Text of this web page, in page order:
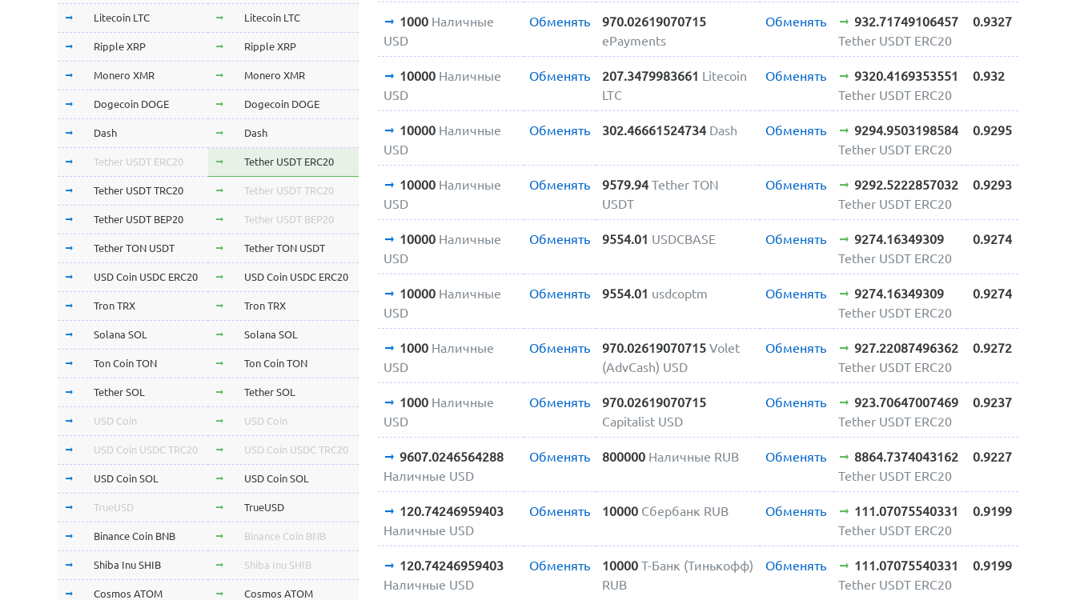
1000 Наличные
USD
Обменять
970.02619070715
ePayments
Обменять
932.71749106457
Tether USDT ERC20
0.9327
10000 Наличные
USD
Обменять 207.3479983661 Litecoin
LTC
Обменять
9320.4169353551
Tether USDT ERC20
0.932
10000 Наличные
USD
Обменять 302.46661524734 Dash Обменять
9294.9503198584
Tether USDT ERC20
0.9295
10000 Наличные
USD
Обменять 9579.94 Tether TON
USDT
Обменять
9292.5222857032
Tether USDT ERC20
0.9293
10000 Наличные
USD
Обменять 9554.01 USDCBASE Обменять
9274.16349309
Tether USDT ERC20
0.9274
10000 Наличные
USD
Обменять 9554.01 usdcoptm Обменять
9274.16349309
Tether USDT ERC20
0.9274
1000 Наличные
USD
Обменять 970.02619070715 Volet
(AdvCash) USD
Обменять
927.22087496362
Tether USDT ERC20
0.9272
1000 Наличные
USD
Обменять
970.02619070715
Capitalist USD
Обменять
923.70647007469
Tether USDT ERC20
0.9237
9607.0246564288
Наличные USD
Обменять 800000 Наличные RUB Обменять
8864.7374043162
Tether USDT ERC20
0.9227
120.74246959403
Наличные USD
Обменять 10000 Сбербанк RUB Обменять
111.07075540331
Tether USDT ERC20
0.9199
120.74246959403
Наличные USD
Обменять 10000 Т-Банк (Тинькофф)
RUB
Обменять
111.07075540331
Tether USDT ERC20
0.9199
Litecoin LTC Litecoin LTC
Ripple XRP Ripple XRP
Monero XMR Monero XMR
Dogecoin DOGE Dogecoin DOGE
Dash Dash
Tether USDT ERC20 Tether USDT ERC20
Tether USDT TRC20 Tether USDT TRC20
Tether USDT BEP20 Tether USDT BEP20
Tether TON USDT Tether TON USDT
USD Coin USDC ERC20 USD Coin USDC ERC20
Tron TRX Tron TRX
Solana SOL Solana SOL
Ton Coin TON Ton Coin TON
Tether SOL Tether SOL
USD Coin USD Coin
USD Coin USDC TRC20 USD Coin USDC TRC20
USD Coin SOL USD Coin SOL
TrueUSD TrueUSD
Binance Coin BNB Binance Coin BNB
Shiba Inu SHIB Shiba Inu SHIB
Cosmos ATOM Cosmos ATOM